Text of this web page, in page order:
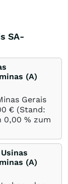
SA-
(A)
Gerais
€ (Stand:
0,00 % zum
(A)